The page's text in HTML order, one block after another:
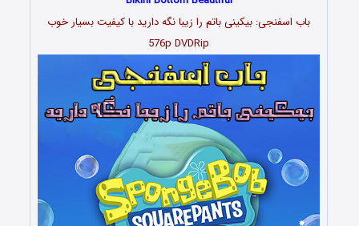
باب اسفنجی: بیکینی باتم را زیبا نگه دارید با کیفیت بسیار خوب
576p DVDRip